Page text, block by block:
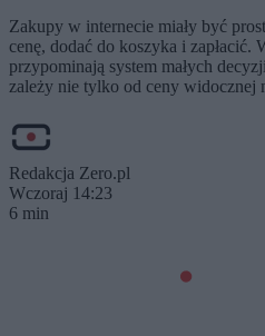
Zakupy w internecie miały być
cenę, dodać do koszyka i zapłacić.
przypominają system małych
zależy nie tylko od ceny widocznej
Redakcja Zero.pl
Wczoraj 14:23
6 min